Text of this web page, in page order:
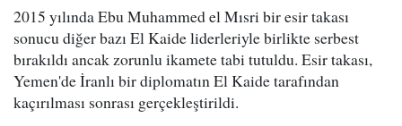
2015 yılında Ebu Muhammed el Mısri bir esir takası
sonucu diğer bazı El Kaide liderleriyle birlikte serbest
bırakıldı ancak zorunlu ikamete tabi tutuldu. Esir takası,
Yemen'de İranlı bir diplomatın El Kaide tarafından
kaçırılması sonrası gerçekleştirildi.